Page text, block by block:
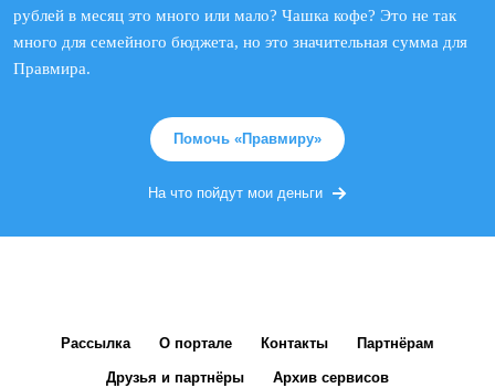
рублей в месяц это много или мало? Чашка кофе? Это не так
много для семейного бюджета, но это значительная сумма для
Правмира.
Помочь «Правмиру»
На что пойдут мои деньги
Рассылка О портале Контакты Партнёрам
Друзья и партнёры Архив сервисов